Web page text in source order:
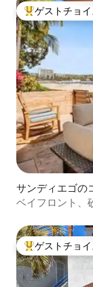
大好評のゲス
ゲストチョイ
サンディエゴの
ベイフロント、
大好評のゲス
ゲストチョイ